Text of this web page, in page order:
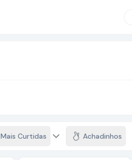
Mais Curtidas Achadinhos